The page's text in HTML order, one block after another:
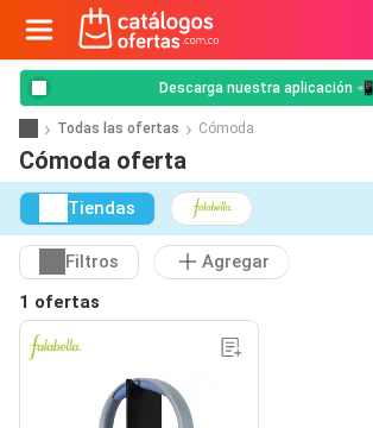
Descarga nuestra aplicación 📲
Todas las ofertas Cómoda
Cómoda oferta
Tiendas
Filtros
Agregar
1 ofertas